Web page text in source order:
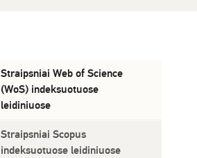
Straipsniai Web of Science
(WoS) indeksuotuose
leidiniuose
Straipsniai Scopus
indeksuotuose leidiniuose